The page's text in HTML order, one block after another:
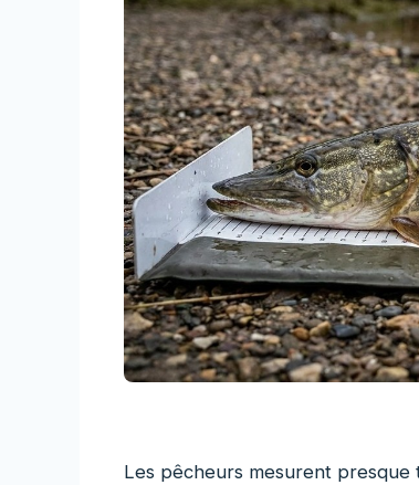
Les pêcheurs mesurent